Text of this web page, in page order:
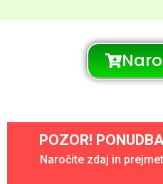
POZOR!
Naročite zdaj in